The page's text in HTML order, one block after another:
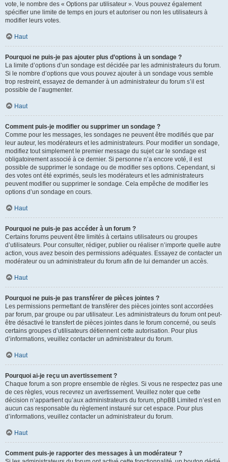
vote, le nombre des « Options par utilisateur ». Vous pouvez également
spécifier une limite de temps en jours et autoriser ou non les utilisateurs à
modifier leurs votes.
Haut
Pourquoi ne puis-je pas ajouter plus d’options à un sondage ?
La limite d’options d’un sondage est décidée par les administrateurs du forum.
Si le nombre d’options que vous pouvez ajouter à un sondage vous semble
trop restreint, essayez de demander à un administrateur du forum s’il est
possible de l’augmenter.
Haut
Comment puis-je modifier ou supprimer un sondage ?
Comme pour les messages, les sondages ne peuvent être modifiés que par
leur auteur, les modérateurs et les administrateurs. Pour modifier un sondage,
modifiez tout simplement le premier message du sujet car le sondage est
obligatoirement associé à ce dernier. Si personne n’a encore voté, il est
possible de supprimer le sondage ou de modifier ses options. Cependant, si
des votes ont été exprimés, seuls les modérateurs et les administrateurs
peuvent modifier ou supprimer le sondage. Cela empêche de modifier les
options d’un sondage en cours.
Haut
Pourquoi ne puis-je pas accéder à un forum ?
Certains forums peuvent être limités à certains utilisateurs ou groupes
d’utilisateurs. Pour consulter, rédiger, publier ou réaliser n’importe quelle autre
action, vous avez besoin des permissions adéquates. Essayez de contacter un
modérateur ou un administrateur du forum afin de lui demander un accès.
Haut
Pourquoi ne puis-je pas transférer de pièces jointes ?
Les permissions permettant de transférer des pièces jointes sont accordées
par forum, par groupe ou par utilisateur. Les administrateurs du forum ont peut-
être désactivé le transfert de pièces jointes dans le forum concerné, ou seuls
certains groupes d’utilisateurs détiennent cette autorisation. Pour plus
d’informations, veuillez contacter un administrateur du forum.
Haut
Pourquoi ai-je reçu un avertissement ?
Chaque forum a son propre ensemble de règles. Si vous ne respectez pas une
de ces règles, vous recevrez un avertissement. Veuillez noter que cette
décision n’appartient qu’aux administrateurs du forum, phpBB Limited n’est en
aucun cas responsable du règlement instauré sur cet espace. Pour plus
d’informations, veuillez contacter un administrateur du forum.
Haut
Comment puis-je rapporter des messages à un modérateur ?